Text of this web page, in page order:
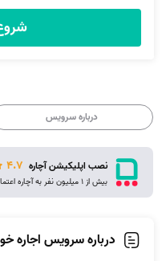
درباره سرویس
نصب اپلیکیشن آچاره 4.7
بیش از 1 میلیون نفر به آچاره اعتماد کرده‌اند
درباره سرویس اجاره